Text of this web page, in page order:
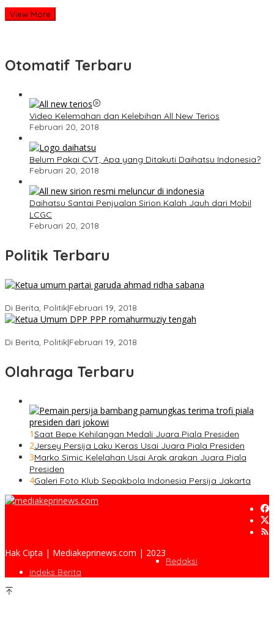
View More
Otomatif Terbaru
Video Kelemahan dan Kelebihan All New Terios
Februari 20, 2018
Belum Pakai CVT, Apa yang Ditakuti Daihatsu Indonesia?
Februari 20, 2018
Daihatsu Santai Penjualan Sirion Kalah Jauh dari Mobil
LCGC
Februari 20, 2018
Politik Terbaru
Di Berita, Politik|Februari 19, 2018
Di Berita, Politik|Februari 19, 2018
Olahraga Terbaru
1Saat Bepe Kehilangan Medali Juara Piala Presiden
2Jersey Persija Laku Keras Usai Juara Piala Presiden
3Marko Simic Kelelahan Usai Arak arakan Juara Piala
Presiden
4Galeri Foto Klub Sepakbola Indonesia Persija Jakarta
Hak Cipta | Mediakeprinews.com | 2023
Redaksi
Indeks Berita